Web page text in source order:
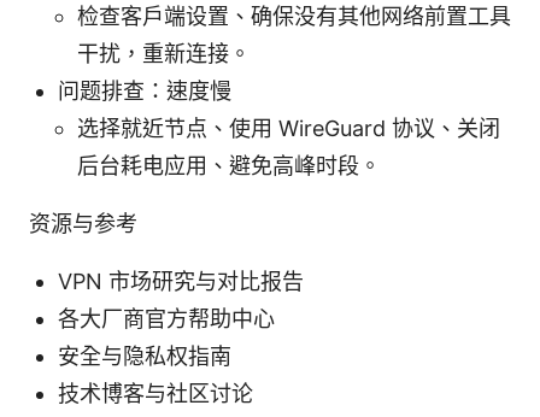
检查客户端设置、确保没有其他网络前置工具
干扰，重新连接。
问题排查：速度慢
选择就近节点、使用 WireGuard 协议、关闭
后台耗电应用、避免高峰时段。
资源与参考
VPN 市场研究与对比报告
各大厂商官方帮助中心
安全与隐私权指南
技术博客与社区讨论